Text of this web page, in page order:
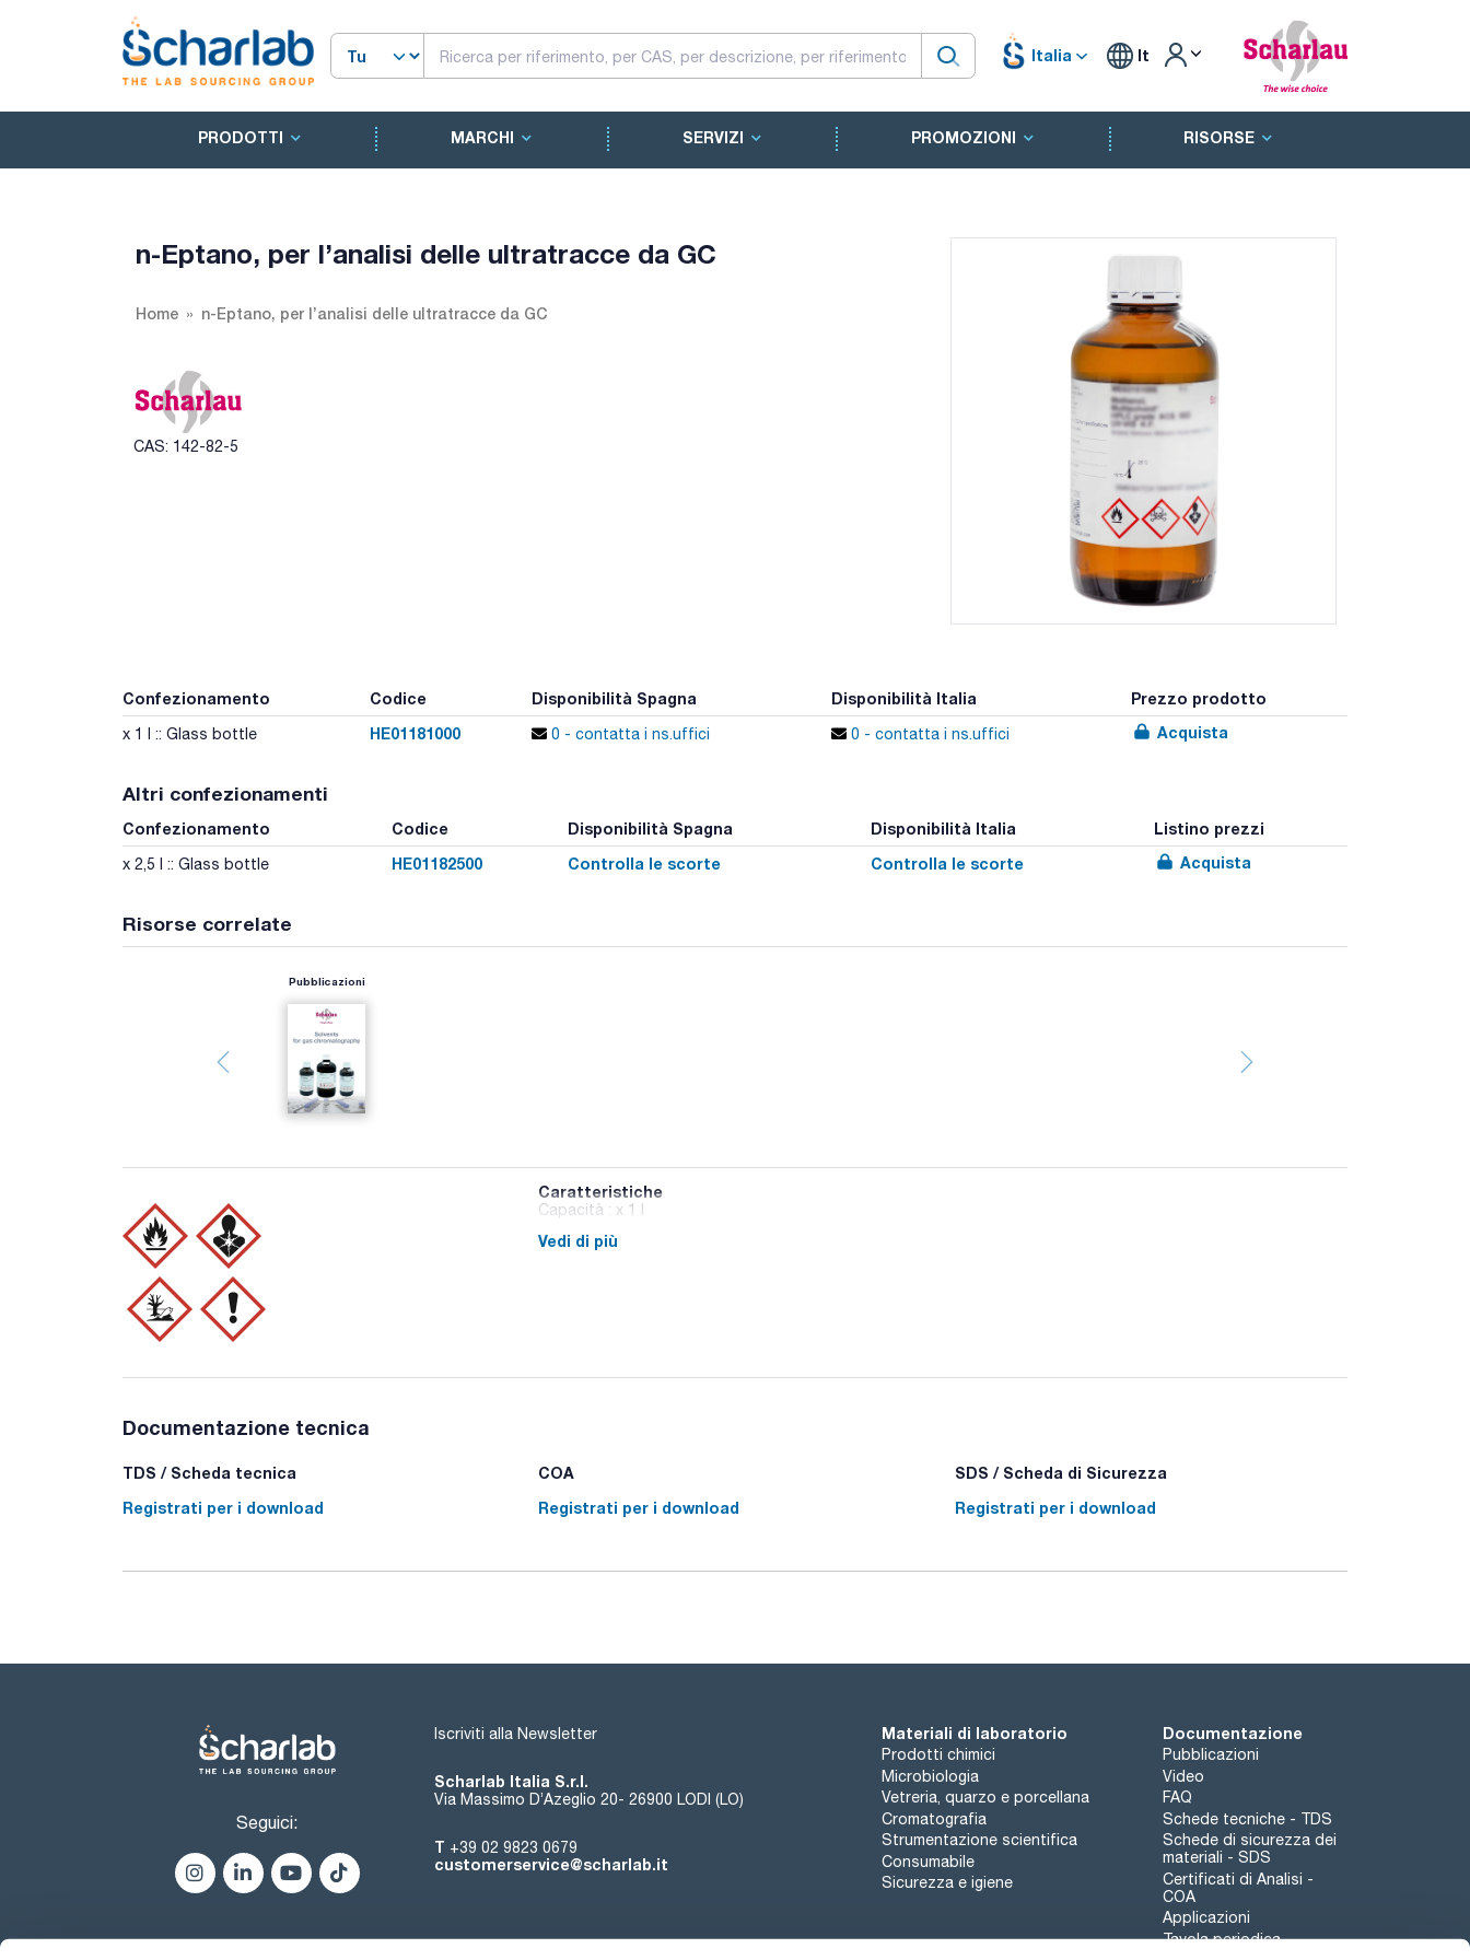
Italia It
PRODOTTI MARCHI SERVIZI PROMOZIONI RISORSE
n-Eptano, per l’analisi delle ultratracce da GC
Home n-Eptano, per l’analisi delle ultratracce da GC
CAS: 142-82-5
Confezionamento Codice Disponibilità Spagna Disponibilità Italia Prezzo prodotto
x 1 l :: Glass bottle HE01181000 0 - contatta i ns.uffici 0 - contatta i ns.uffici Acquista
Altri confezionamenti
Confezionamento Codice Disponibilità Spagna Disponibilità Italia Listino prezzi
x 2,5 l :: Glass bottle HE01182500 Controlla le scorte Controlla le scorte Acquista
Risorse correlate
Pubblicazioni
Caratteristiche
Capacità : x 1 l
Vedi di più
Documentazione tecnica
TDS / Scheda tecnica
Registrati per i download
COA
Registrati per i download
SDS / Scheda di Sicurezza
Registrati per i download
Seguici:
Iscriviti alla Newsletter
Scharlab Italia S.r.l.
Via Massimo D’Azeglio 20- 26900 LODI (LO)
T +39 02 9823 0679
customerservice@scharlab.it
Materiali di laboratorio
Prodotti chimici
Microbiologia
Vetreria, quarzo e porcellana
Cromatografia
Strumentazione scientifica
Consumabile
Sicurezza e igiene
Documentazione
Pubblicazioni
Video
FAQ
Schede tecniche - TDS
Schede di sicurezza dei
materiali - SDS
Certificati di Analisi -
COA
Applicazioni
Tavola periodica